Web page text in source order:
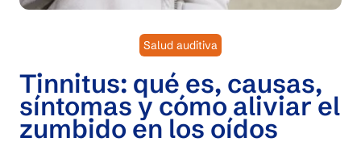
Salud auditiva
Tinnitus: qué es, causas,
síntomas y cómo aliviar el
zumbido en los oídos